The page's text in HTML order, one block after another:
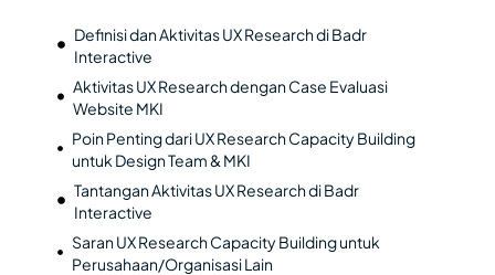
Definisi dan Aktivitas UX Research di Badr
Interactive
Aktivitas UX Research dengan Case Evaluasi
Website MKI
Poin Penting dari UX Research Capacity Building
untuk Design Team & MKI
Tantangan Aktivitas UX Research di Badr
Interactive
Saran UX Research Capacity Building untuk
Perusahaan/Organisasi Lain